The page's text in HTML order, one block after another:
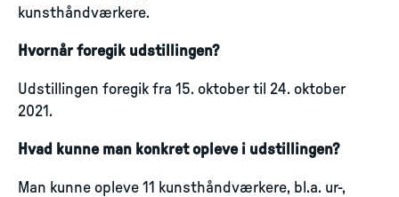
kunsthåndværkere.
Hvornår foregik udstillingen?
Udstillingen foregik fra 15. oktober til 24. oktober
2021.
Hvad kunne man konkret opleve i udstillingen?
Man kunne opleve 11 kunsthåndværkere, bl.a. ur-,